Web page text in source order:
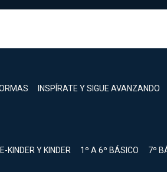
INSPÍRATE Y SIGUE AVANZANDO
KINDER Y KINDER 1º A 6º BÁSICO 7º